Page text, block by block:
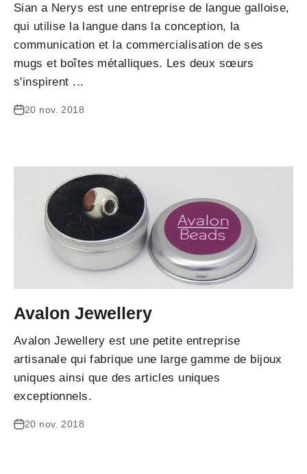
Sian a Nerys est une entreprise de langue galloise,
qui utilise la langue dans la conception, la
communication et la commercialisation de ses
mugs et boîtes métalliques. Les deux sœurs
s'inspirent ...
20 nov. 2018
Avalon Jewellery
Avalon Jewellery est une petite entreprise
artisanale qui fabrique une large gamme de bijoux
uniques ainsi que des articles uniques
exceptionnels.
20 nov. 2018